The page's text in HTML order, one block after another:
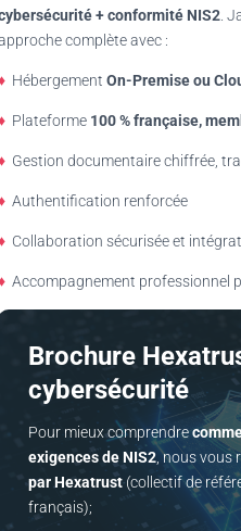
+ conformité NIS2 .
complète avec :
Hébergement On-Premise ou
Plateforme 100 % française,
Gestion documentaire chiffrée,
Authentification renforcée
Collaboration sécurisée et
Accompagnement professionnel
Brochure
cybersécurité
Pour mieux comprendre
exigences de NIS2, nous vous
par Hexatrust(collectif de
français);